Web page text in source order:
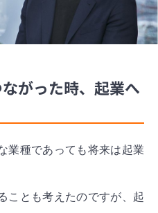
がった時、起業へ
業種であっても将来は起業
ことも考えたのですが、起